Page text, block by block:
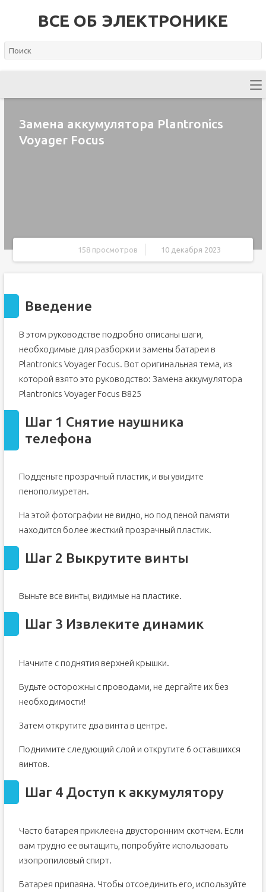
ВСЕ ОБ ЭЛЕКТРОНИКЕ
Замена аккумулятора Plantronics
Voyager Focus
158 просмотров 10 декабря 2023
Введение
В этом руководстве подробно описаны шаги,
необходимые для разборки и замены батареи в
Plantronics Voyager Focus. Вот оригинальная тема, из
которой взято это руководство: Замена аккумулятора
Plantronics Voyager Focus B825
Шаг 1 Снятие наушника
телефона
Подденьте прозрачный пластик, и вы увидите
пенополиуретан.
На этой фотографии не видно, но под пеной памяти
находится более жесткий прозрачный пластик.
Шаг 2 Выкрутите винты
Выньте все винты, видимые на пластике.
Шаг 3 Извлеките динамик
Начните с поднятия верхней крышки.
Будьте осторожны с проводами, не дергайте их без
необходимости!
Затем открутите два винта в центре.
Поднимите следующий слой и открутите 6 оставшихся
винтов.
Шаг 4 Доступ к аккумулятору
Часто батарея приклеена двусторонним скотчем. Если
вам трудно ее вытащить, попробуйте использовать
изопропиловый спирт.
Батарея припаяна. Чтобы отсоединить его, используйте